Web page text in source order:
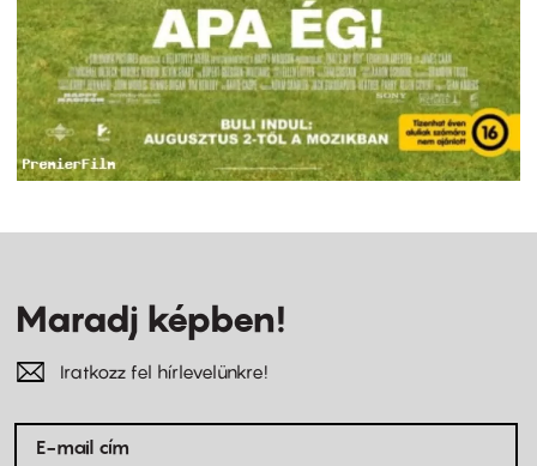
Maradj képben!
Iratkozz fel hírlevelünkre!